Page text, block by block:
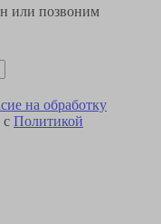
или позвоним
на обработку
с Политикой